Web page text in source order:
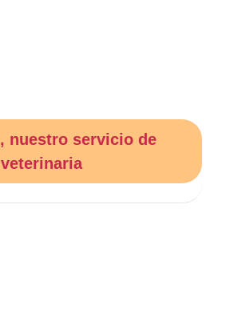
, nuestro servicio de
veterinaria